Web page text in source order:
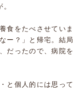
食をたべさせていま
ー？」と帰宅。結局
だったので、病院を
と個人的には思って